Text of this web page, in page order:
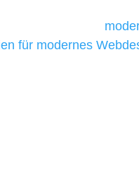
für modernes